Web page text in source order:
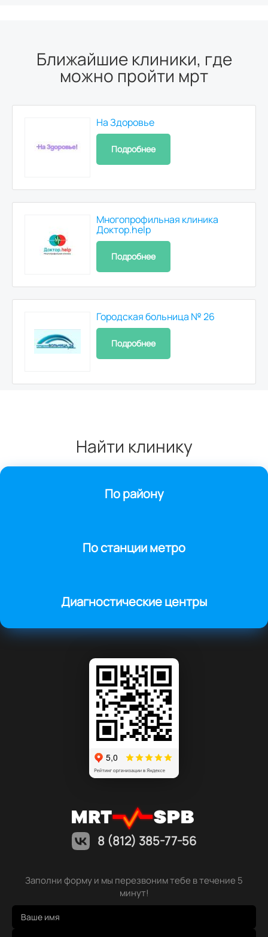
Ближайшие клиники, где
можно пройти мрт
На Здоровье
Подробнее
Многопрофильная клиника
Доктор.help
Подробнее
Городская больница № 26
Подробнее
Найти клинику
По району
По станции метро
Диагностические центры
8 (812) 385-77-56
Заполни форму и мы перезвоним тебе в течение 5
минут!